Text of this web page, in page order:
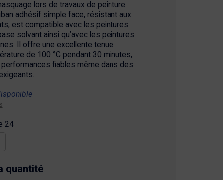
lors de travaux de peinture
adhésif simple face, résistant aux
est compatible avec les peintures
solvant ainsi qu’avec les peintures
Il offre une excellente tenue
de 100 °C pendant 30 minutes,
fiables même dans des
24
quantité